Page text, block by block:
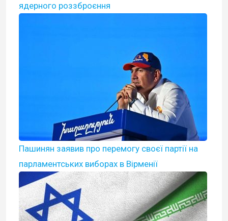
ядерного роззброєння
Пашинян заявив про перемогу своєї партії на
парламентських виборах в Вірменії